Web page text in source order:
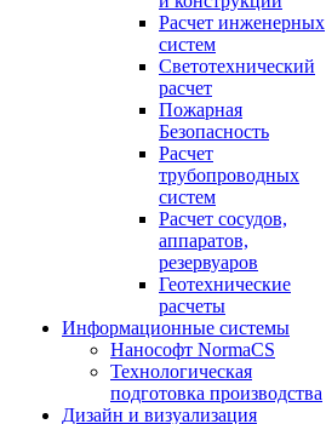
Расчет инженерных
систем
Светотехнический
расчет
Пожарная
Безопасность
Расчет
трубопроводных
систем
Расчет сосудов,
аппаратов,
резервуаров
Геотехнические
расчеты
Информационные системы
Нанософт NormaCS
Технологическая
подготовка производства
Дизайн и визуализация